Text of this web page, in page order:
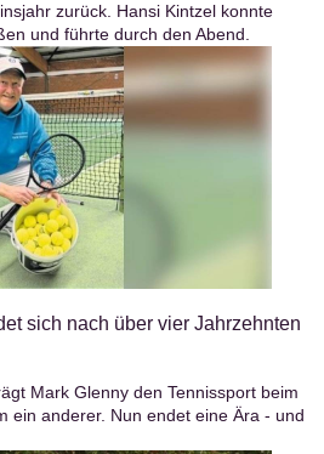
zurück. Hansi Kintzel konnte
und führte durch den Abend.
sich nach über vier Jahrzehnten
Mark Glenny den Tennissport beim
ein anderer. Nun endet eine Ära - und